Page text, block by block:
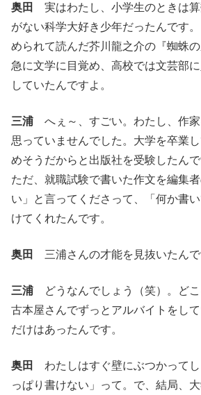
奥田
実はわたし、小学生のときは
がない科学大好き少年だったんです
められて読んだ芥川龍之介の『蜘蛛の
急に文学に目覚め、高校では文芸部
していたんですよ。
三浦 へぇ～、すごい。わたし、作
思っていませんでした。大学を卒業
めそうだからと出版社を受験したんで
ただ、就職試験で書いた作文を編集
い」と言ってくださって、「何か書
けてくれたんです。
奥田 三浦さんの才能を見抜いたんで
三浦 どうなんでしょう（笑）。どこ
古本屋さんでずっとアルバイトをし
だけはあったんです。
奥田
わたしはすぐ壁にぶつかって
っぱり書けない」って。で、結局、